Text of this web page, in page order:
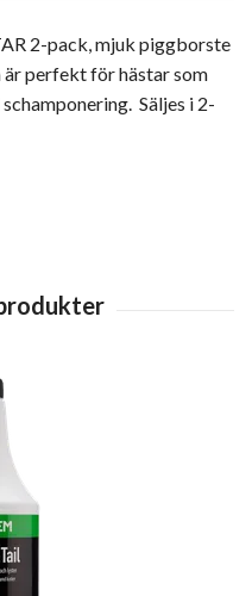
2-pack, mjuk piggborste
perfekt för hästar som
Säljes i 2-